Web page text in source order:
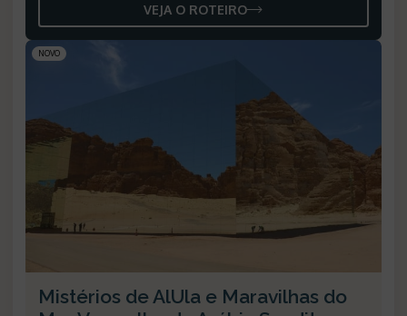
VEJA O ROTEIRO
NOVO
Mistérios de AlUla e Maravilhas do